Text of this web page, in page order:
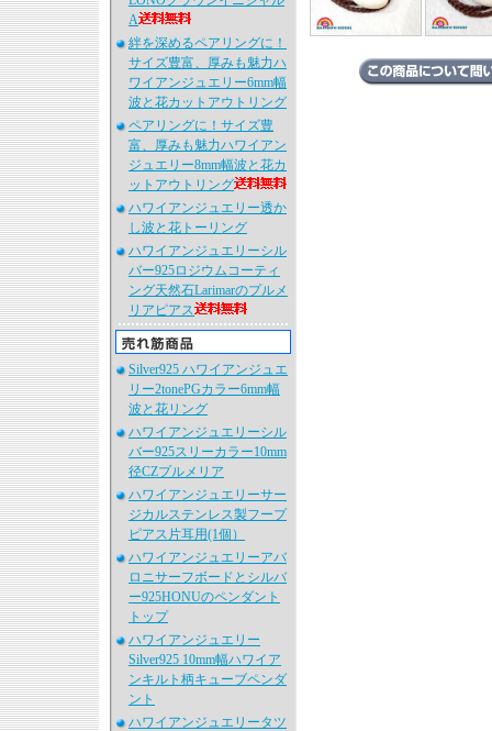
A
絆を深めるペアリングに！
サイズ豊富、厚みも魅力ハ
ワイアンジュエリー6mm幅
波と花カットアウトリング
ペアリングに！サイズ豊
富、厚みも魅力ハワイアン
ジュエリー8mm幅波と花カ
ットアウトリング
ハワイアンジュエリー透か
し波と花トーリング
ハワイアンジュエリーシル
バー925ロジウムコーティ
ング天然石Larimarのプルメ
リアピアス
Silver925 ハワイアンジュエ
リー2tonePGカラー6mm幅
波と花リング
ハワイアンジュエリーシル
バー925スリーカラー10mm
径CZプルメリア
ハワイアンジュエリーサー
ジカルステンレス製フープ
ピアス片耳用(1個）
ハワイアンジュエリーアバ
ロニサーフボードとシルバ
ー925HONUのペンダント
トップ
ハワイアンジュエリー
Silver925 10mm幅ハワイア
ンキルト柄キューブペンダ
ント
ハワイアンジュエリータツ